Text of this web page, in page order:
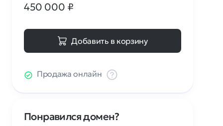
450 000 ₽
Добавить в корзину
Продажа онлайн
Понравился домен?